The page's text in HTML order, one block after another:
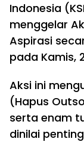
Indonesia
menggelar
Aspirasi
pada Kamis,
Aksi ini
(Hapus
serta enam
dinilai